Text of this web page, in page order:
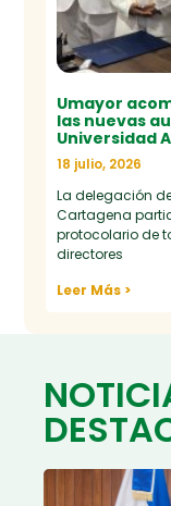
Umayor
las nuevas
Universidad
18 julio, 2026
La delegación
Cartagena
protocolario de
directores
Leer Más >